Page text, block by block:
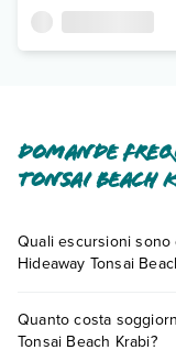
Domande
Tonsai Beach
Quali escursioni
Hideaway Tonsai
presso Tinidee
nellasezione
Quanto costa
Tonsai Beach Krabi?